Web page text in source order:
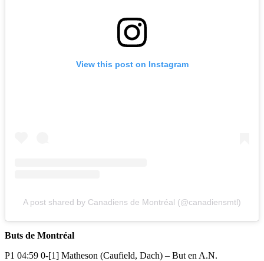
View this post on Instagram
A post shared by Canadiens de Montréal (@canadiensmtl)
Buts de Montréal
P1 04:59 0-[1] Matheson (Caufield, Dach) – But en A.N.